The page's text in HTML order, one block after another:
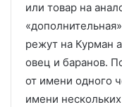
или товар на
режут на Курман
овец и баранов.
от имени одного
имени